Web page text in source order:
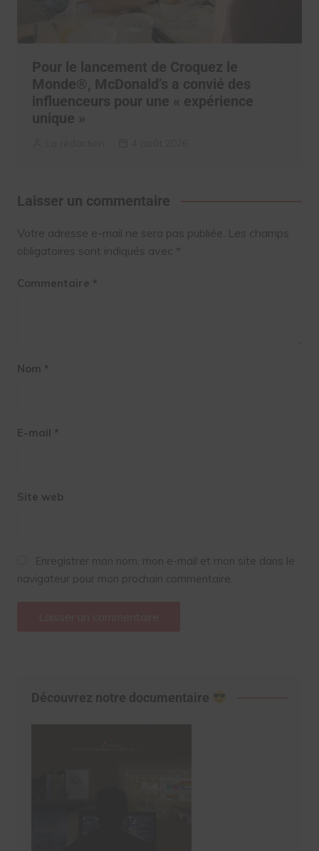
Pour le lancement de Croquez le
Monde®, McDonald’s a convié des
influenceurs pour une « expérience
unique »
Laisser un commentaire
Votre adresse e-mail ne sera pas publiée. Les champs
obligatoires sont indiqués avec *
Commentaire *
Nom *
E-mail *
Site web
Enregistrer mon nom, mon e-mail et mon site dans le
navigateur pour mon prochain commentaire.
Découvrez notre documentaire